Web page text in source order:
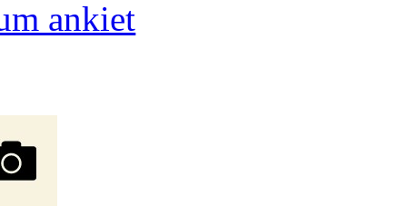
ankiet